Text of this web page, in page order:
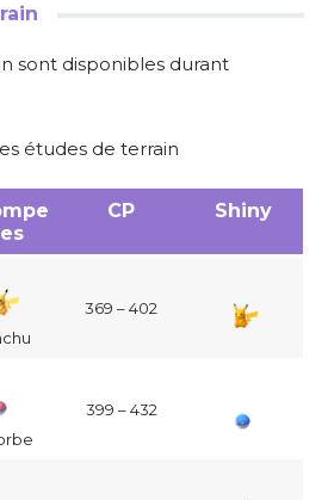
sont disponibles durant
études de terrain
CP Shiny
369 – 402
399 – 432